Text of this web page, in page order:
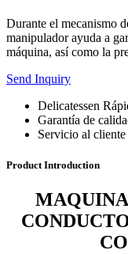
Durante el mecanismo
manipulador ayuda a
máquina, así como la
Send Inquiry
Delicatessen
Garantía de
Servicio al
Product Introduction